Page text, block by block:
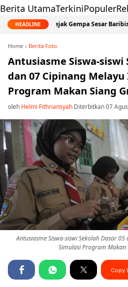
Berita UtamaTerkiniPopuler
HEADLINE
Jejak Gempa Sesar Baribis, Bahaya
Home Berita Foto
Antusiasme Siswa-siswi
dan 07 Cipinang
Program Makan Siang
oleh Helmi Fithriansyah Diterbitkan 07
Antusiasme Siswa-siswi Sekolah Dasar
Simulasi Program Makan
Copy